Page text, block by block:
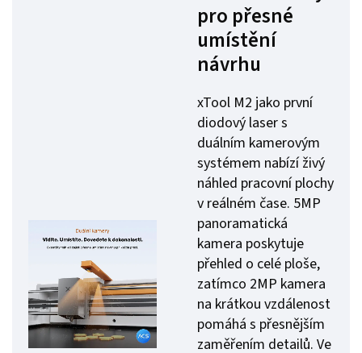
pro přesné
umístění
návrhu
xTool M2 jako první
diodový laser s
duálním kamerovým
systémem nabízí živý
náhled pracovní plochy
v reálném čase. 5MP
panoramatická
kamera poskytuje
přehled o celé ploše,
zatímco 2MP kamera
na krátkou vzdálenost
pomáhá s přesnějším
zaměřením detailů. Ve